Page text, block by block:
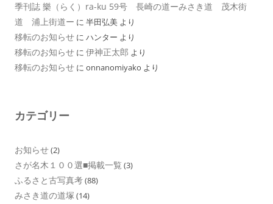
季刊誌 樂（らく）ra-ku 59号 長崎の道ーみさき道 茂木街
道 浦上街道ー に 半田弘美 より
移転のお知らせ に ハンター より
移転のお知らせ に 伊神正太郎 より
移転のお知らせ に onnanomiyako より
カテゴリー
お知らせ(2)
さが名木１００選■掲載一覧 (3)
ふるさと古写真考(88)
みさき道の道塚 (14)